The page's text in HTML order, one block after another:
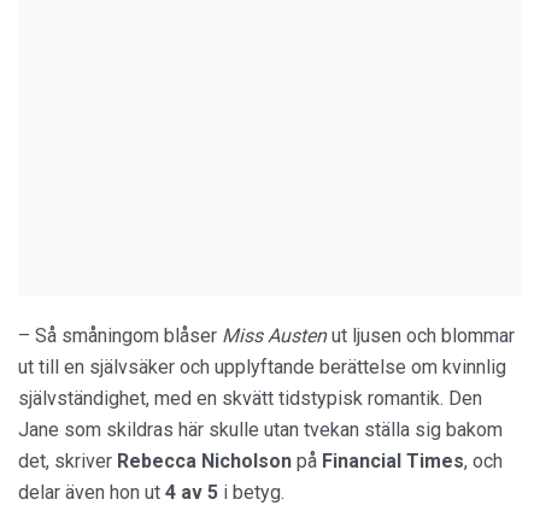
– Så småningom blåser Miss Austenut ljusen och blommar
ut till en självsäker och upplyftande berättelse om kvinnlig
självständighet, med en skvätt tidstypisk romantik. Den
Jane som skildras här skulle utan tvekan ställa sig bakom
det, skriver Rebecca Nicholson på Financial Times, och
delar även hon ut 4 av 5 i betyg.